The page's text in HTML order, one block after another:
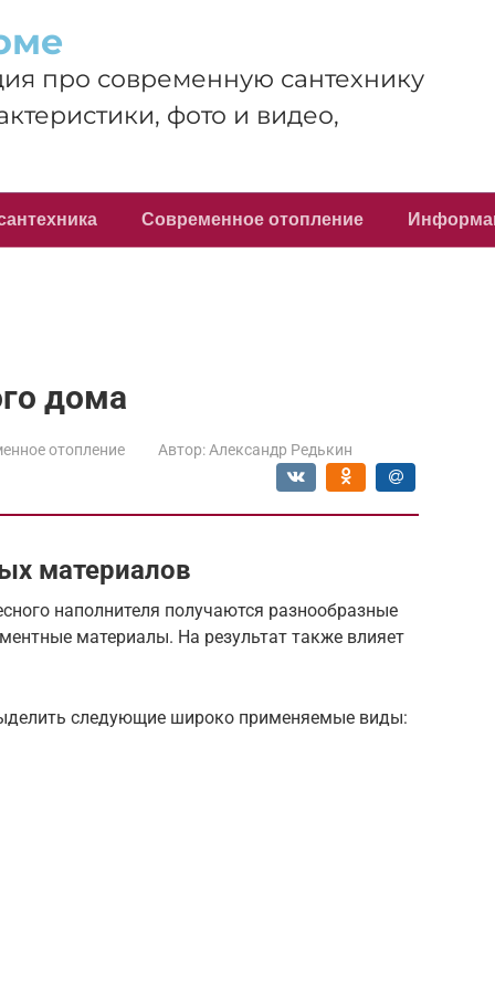
про современную сантехнику
фото и видео,
Современное отопление
дома
отопление Автор: Александр Редькин
материалов
наполнителя получаются разнообразные
материалы. На результат также влияет
следующие широко применяемые виды: